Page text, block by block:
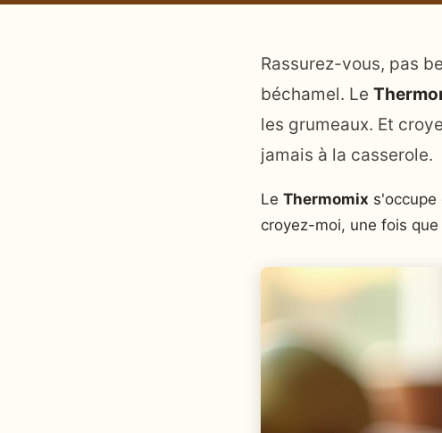
Rassurez-vous, pas
béchamel. Le
les grumeaux. Et
jamais à la casserole.
Le Thermomix s'occupe
croyez-moi, une fois